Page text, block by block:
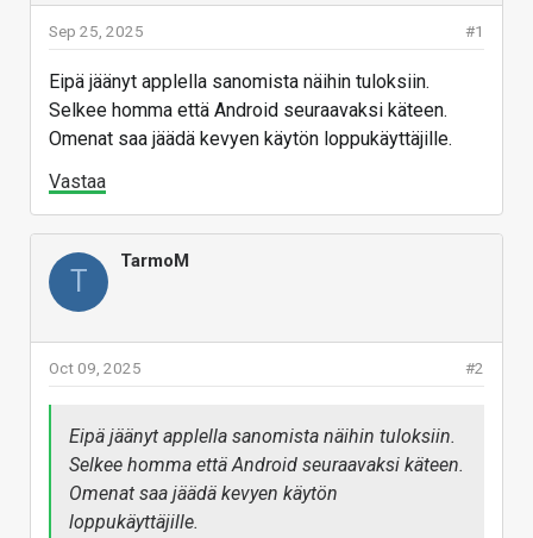
#1
Sep 25, 2025
Eipä jäänyt applella sanomista näihin tuloksiin.
Selkee homma että Android seuraavaksi käteen.
Omenat saa jäädä kevyen käytön loppukäyttäjille.
Vastaa
T
TarmoM
#2
Oct 09, 2025
Eipä jäänyt applella sanomista näihin tuloksiin.
Selkee homma että Android seuraavaksi käteen.
Omenat saa jäädä kevyen käytön
loppukäyttäjille.